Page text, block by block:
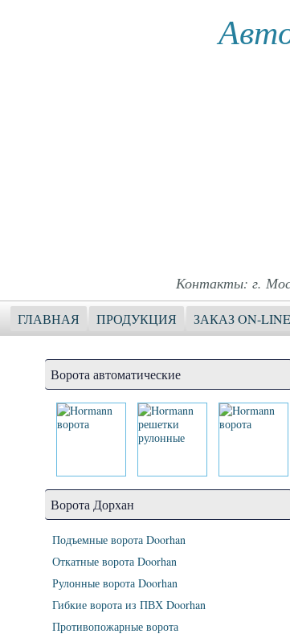
Контакты: г.
ГЛАВНАЯ ПРОДУКЦИЯ ЗАКАЗ ON-LINE
Ворота автоматические
Ворота Дорхан
Подъемные ворота Doorhan
Откатные ворота Doorhan
Рулонные ворота Doorhan
Гибкие ворота из ПВХ Doorhan
Противопожарные ворота